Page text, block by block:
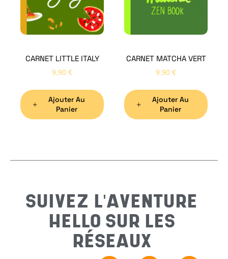
CARNET LITTLE ITALY
9,90 €
Ajouter Au
Panier
CARNET MATCHA VERT
9,90 €
Ajouter Au
Panier
SUIVEZ L'AVENTURE
HELLO SUR LES
RÉSEAUX